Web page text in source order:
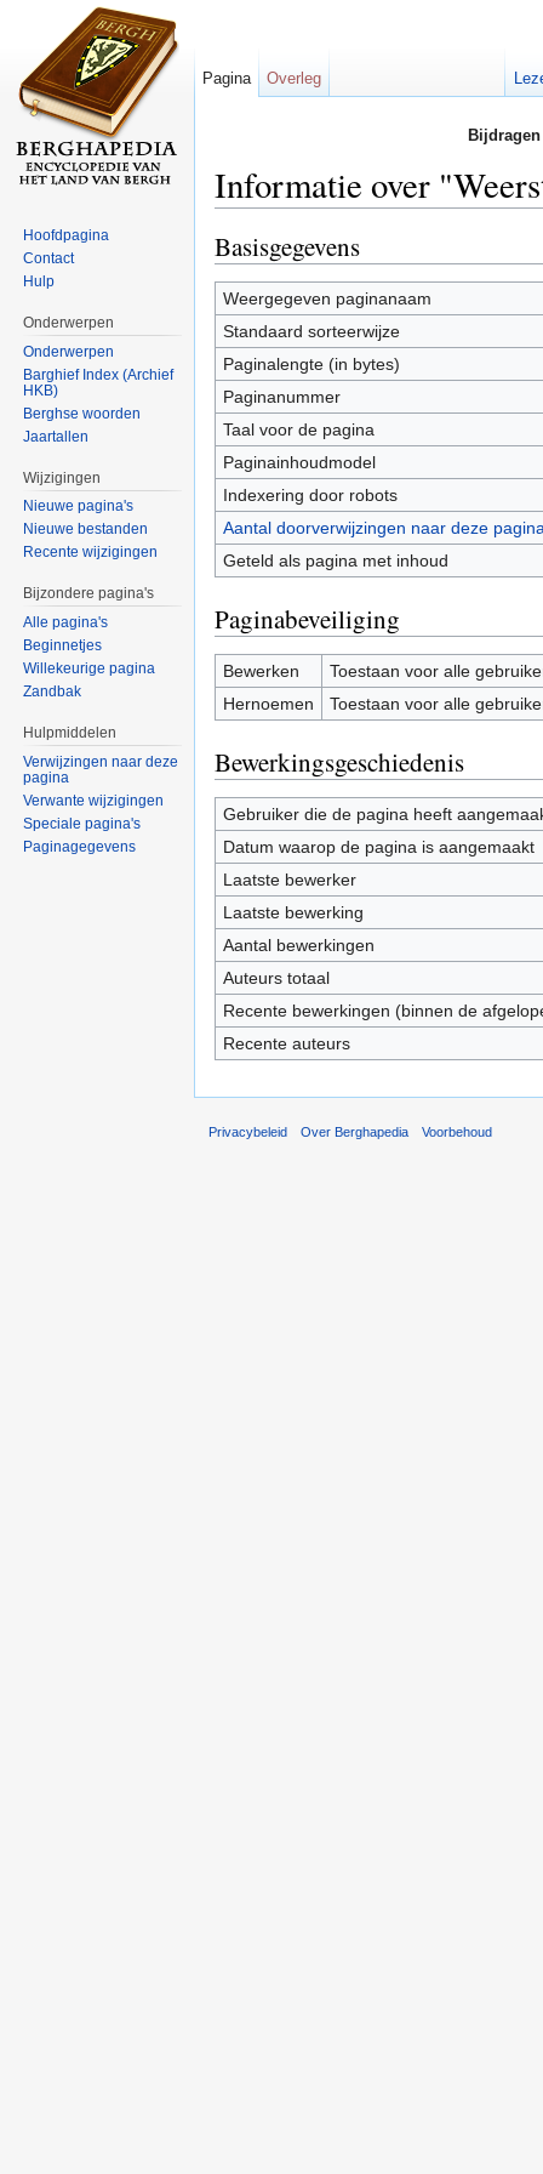
Informatie over
Basisgegevens
Weergegeven paginanaam
Standaard sorteerwijze
Paginalengte (in bytes)
Paginanummer
Taal voor de pagina
Paginainhoudmodel
Indexering door robots
Aantal doorverwijzingen naar deze
Geteld als pagina met inhoud
Paginabeveiliging
Bewerken
Toestaan voor alle
Hernoemen
Toestaan voor alle
Bewerkingsgeschiedenis
Gebruiker die de pagina heeft
Datum waarop de pagina is aangemaakt
Laatste bewerker
Laatste bewerking
Aantal bewerkingen
Auteurs totaal
Recente bewerkingen (binnen de
Recente auteurs
Pagina Overleg
Hoofdpagina
Contact
Hulp
Onderwerpen
Onderwerpen
Barghief Index (Archief
HKB)
Berghse woorden
Jaartallen
Wijzigingen
Nieuwe pagina's
Nieuwe bestanden
Recente wijzigingen
Bijzondere pagina's
Alle pagina's
Beginnetjes
Willekeurige pagina
Zandbak
Hulpmiddelen
Verwijzingen naar deze
pagina
Verwante wijzigingen
Speciale pagina's
Paginagegevens
Privacybeleid Over Berghapedia Voorbehoud